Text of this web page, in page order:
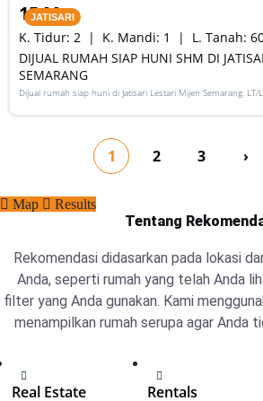
JATISARI
DIJUAL RUMAH SIAP HUNI SHM DI
SEMARANG
Dijual rumah siap huni di Jatisari Lestari Mijen Semarang. LT/
K. Tidur: 2 K. Mandi: 1 L. Tanah:
15 M
1 2 3 ›
Map Results
Tentang
Rekomendasi didasarkan pada lokasi
Anda, seperti rumah yang telah Anda
filter yang Anda gunakan. Kami
menampilkan rumah serupa agar Anda
Real Estate Rentals